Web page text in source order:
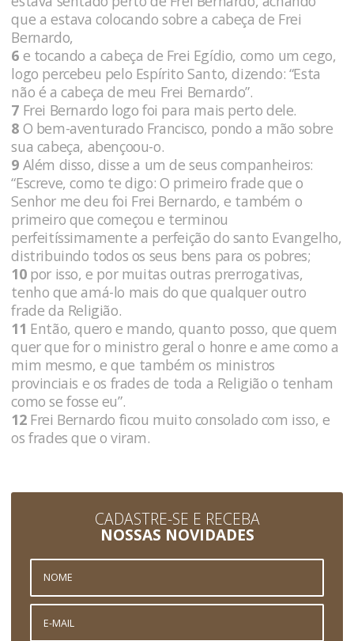
que a estava colocando sobre a cabeça de Frei
Bernardo,
6 e tocando a cabeça de Frei Egídio, como um cego,
logo percebeu pelo Espírito Santo, dizendo: “Esta
não é a cabeça de meu Frei Bernardo”.
7 Frei Bernardo logo foi para mais perto dele.
8 O bem-aventurado Francisco, pondo a mão sobre
sua cabeça, abençoou-o.
9 Além disso, disse a um de seus companheiros:
“Escreve, como te digo: O primeiro frade que o
Senhor me deu foi Frei Bernardo, e também o
primeiro que começou e terminou
perfeitíssimamente a perfeição do santo Evangelho,
distribuindo todos os seus bens para os pobres;
10por isso, e por muitas outras prerrogativas,
tenho que amá-lo mais do que qualquer outro
frade da Religião.
11 Então, quero e mando, quanto posso, que quem
quer que for o ministro geral o honre e ame como a
mim mesmo, e que também os ministros
provinciais e os frades de toda a Religião o tenham
como se fosse eu”.
12Frei Bernardo ficou muito consolado com isso, e
os frades que o viram.
CADASTRE-SE E RECEBA
NOSSAS NOVIDADES